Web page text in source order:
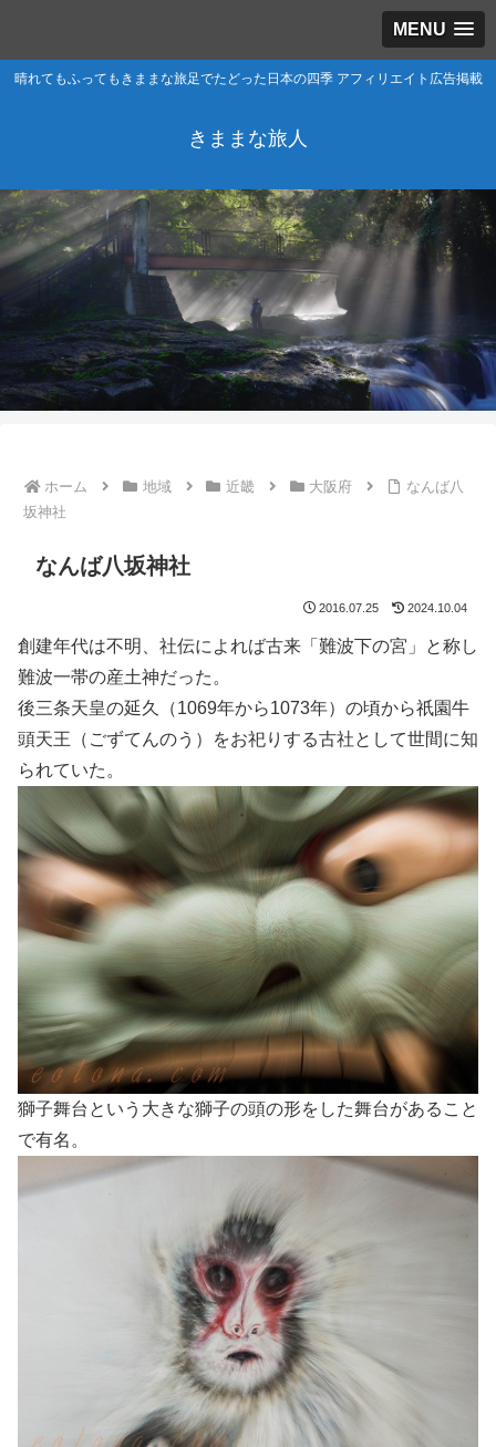
MENU
晴れてもふってもきままな旅足でたどった日本の四季 アフィリエイト広告掲載
きままな旅人
ホーム 地域 近畿 大阪府
なんば八
坂神社
なんば八坂神社
2016.07.25 2024.10.04
創建年代は不明、社伝によれば古来「難波下の宮」と称し
難波一帯の産土神だった。
後三条天皇の延久（1069年から1073年）の頃から祇園牛
頭天王（ごずてんのう）をお祀りする古社として世間に知
られていた。
獅子舞台という大きな獅子の頭の形をした舞台があること
で有名。